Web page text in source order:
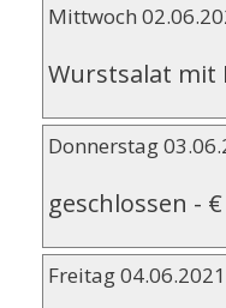
Mittwoch
Wurstsalat mit
Donnerstag
geschlossen - €
Freitag 04.06.2021